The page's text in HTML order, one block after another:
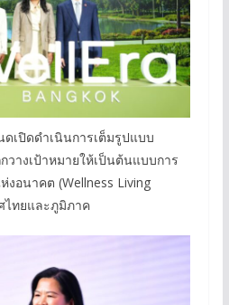
ดเปิดดำเนินการเต็มรูปแบบ
วางเป้าหมายให้เป็นต้นแบบการ
อนาคต (Wellness Living
ไทยและภูมิภาค